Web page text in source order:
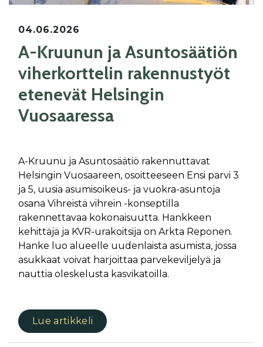
04.06.2026
A-Kruunun ja Asuntosäätiön
viherkorttelin rakennustyöt
etenevät Helsingin
Vuosaaressa
A-Kruunu ja Asuntosäätiö rakennuttavat
Helsingin Vuosaareen, osoitteeseen Ensi parvi 3
ja 5, uusia asumisoikeus- ja vuokra-asuntoja
osana Vihreistä vihrein -konseptilla
rakennettavaa kokonaisuutta. Hankkeen
kehittäjä ja KVR-urakoitsija on Arkta Reponen.
Hanke luo alueelle uudenlaista asumista, jossa
asukkaat voivat harjoittaa parvekeviljelyä ja
nauttia oleskelusta kasvikatoilla.
Lue artikkeli